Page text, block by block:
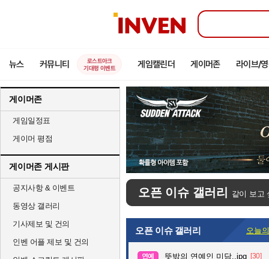
인
뉴스 커뮤니티
로스트아크
기대평 이벤트
게임캘린더 게이머존 라이브/
게이머존
게임일정표
게이머 평점
게이머존 게시판
공지사항 & 이벤트
동영상 갤러리
기사제보 및 건의
인벤 어플 제보 및 건의
오픈 이슈 갤러리 같이 보고
오픈 이슈 갤러리 오늘
연예 뜻밖의 연예인 미담..jpg [30]